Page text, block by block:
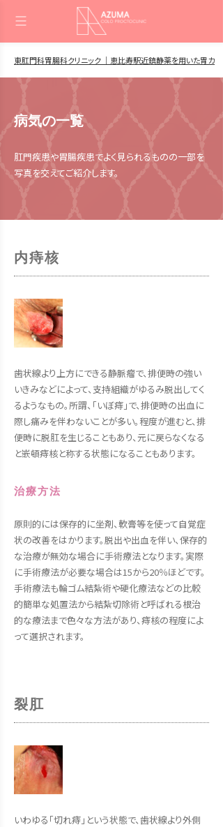
東肛門科胃腸科クリニック ｜恵比寿駅近鎮静薬を用いた胃
病気の一覧
肛門疾患や胃腸疾患でよく見られるものの一部を
写真を交えてご紹介します。
内痔核
歯状線より上方にできる静脈瘤で、排便時の強い
いきみなどによって、支持組織がゆるみ脱出してく
るようなもの。所謂、「いぼ痔」で、排便時の出血に
際し痛みを伴わないことが多い。程度が進むと、排
便時に脱肛を生じることもあり、元に戻らなくなる
と嵌頓痔核と称する状態になることもあります。
治療方法
原則的には保存的に坐剤、軟膏等を使って自覚症
状の改善をはかります。脱出や出血を伴い、保存的
な治療が無効な場合に手術療法となります。実際
に手術療法が必要な場合は15から20％ほどです。
手術療法も輪ゴム結紮術や硬化療法などの比較
的簡単な処置法から結紮切除術と呼ばれる根治
的な療法まで色々な方法があり、痔核の程度によ
って選択されます。
裂肛
いわゆる「切れ痔」という状態で、歯状線より外側